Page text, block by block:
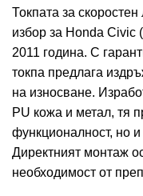
Токпата за
избор за Honda Civic
2011 година. С
токпа предлага
на износване.
PU кожа и метал, тя
функционалност, но
Директният монтаж
необходимост от